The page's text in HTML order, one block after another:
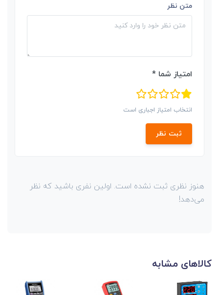
متن نظر
امتیاز شما *
انتخاب امتیاز اجباری است
ثبت نظر
هنوز نظری ثبت نشده است. اولین نفری باشید که نظر
می‌دهد!
کالاهای مشابه